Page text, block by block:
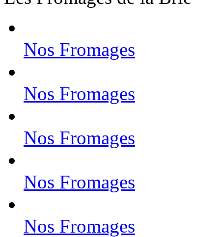
Nos Fromages
Nos Fromages
Nos Fromages
Nos Fromages
Nos Fromages